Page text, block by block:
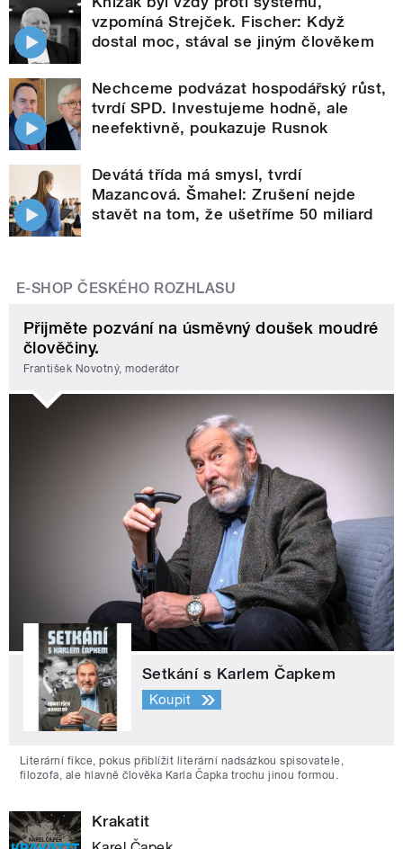
vzpomíná Strejček. Fischer: Když
dostal moc, stával se jiným člověkem
Nechceme podvázat hospodářský růst,
tvrdí SPD. Investujeme hodně, ale
neefektivně, poukazuje Rusnok
Devátá třída má smysl, tvrdí
Mazancová. Šmahel: Zrušení nejde
stavět na tom, že ušetříme 50 miliard
E-SHOP ČESKÉHO ROZHLASU
Přijměte pozvání na úsměvný doušek moudré
člověčiny.
František Novotný, moderátor
Setkání s Karlem Čapkem
Koupit
Literární fikce, pokus přiblížit literární nadsázkou spisovatele,
filozofa, ale hlavně člověka Karla Čapka trochu jinou formou.
Krakatit